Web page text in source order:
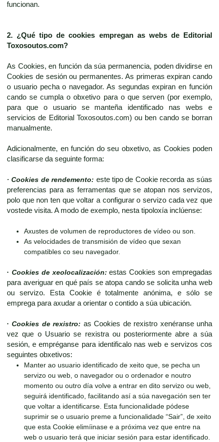
funcionan.
2. ¿Qué tipo de cookies empregan as webs de
Editorial
Toxosoutos.com?
As Cookies, en función da súa permanencia, poden dividirse en
Cookies de sesión ou permanentes. As primeras expiran cando
o usuario pecha o navegador. As segundas expiran en función
cando se cumpla o obxetivo para o que serven (por exemplo,
para que o usuario se manteña identificado nas webs e
servicios de Editorial Toxosoutos.com) ou ben cando se borran
manualmente.
Adicionalmente, en función do seu obxetivo, as Cookies poden
clasificarse da seguinte forma:
· Cookies de rendemento: este tipo de Cookie recorda as súas
preferencias para as ferramentas que se atopan nos servizos,
polo que non ten que voltar a configurar o servizo cada vez que
vostede visita. A modo de exemplo, nesta tipoloxía inclúense:
Axustes de volumen de reproductores de vídeo ou son.
As velocidades de transmisión de vídeo que sexan
compatibles co seu navegador.
· Cookies de xeolocalización: estas Cookies son empregadas
para averiguar en qué país se atopa cando se solicita unha web
ou servizo. Esta Cookie é totalmente anónima, e sólo se
emprega para axudar a orientar o contido a súa ubicación.
·Cookies de rexistro: as Cookies de rexistro xenéranse unha
vez que o Usuario se rexistra ou posteriormente abre a súa
sesión, e empréganse para identificalo nas web e servizos cos
seguintes obxetivos:
Manter ao usuario identificado de xeito que, se pecha un
servizo ou web, o navegador ou o ordenador e noutro
momento ou outro día volve a entrar en dito servizo ou web,
seguirá identificado, facilitando así a súa navegación sen ter
que voltar a identificarse. Esta funcionalidade pódese
suprimir se o usuario preme a funcionalidade “Sair”, de xeito
que esta Cookie elimíinase e a próxima vez que entre na
web o usuario terá que iniciar sesión para estar identificado.